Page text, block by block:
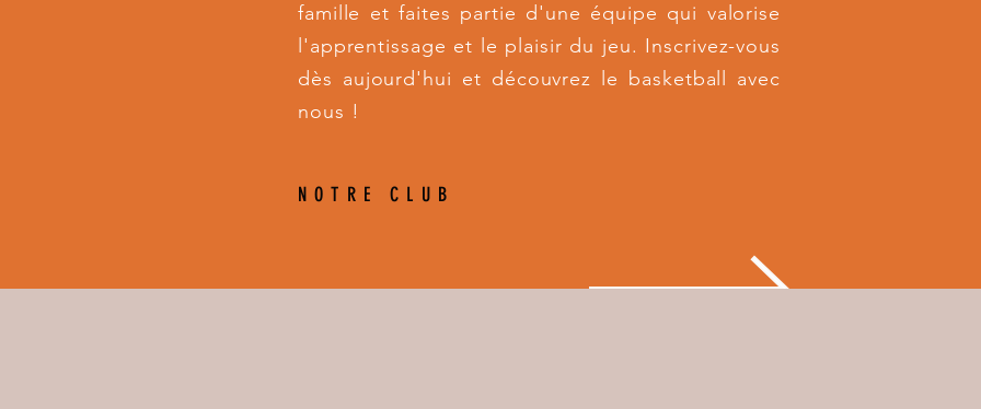
famille et faites partie d'une équipe qui valorise
l'apprentissage et le plaisir du jeu. Inscrivez-vous
dès aujourd'hui et découvrez le basketball avec
nous !
NOTRE CLUB